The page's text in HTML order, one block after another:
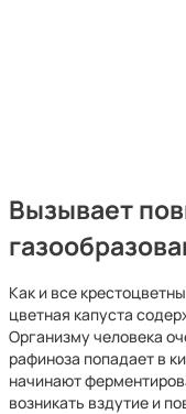
Вызывает
Как и все
цветная капуста
Организму человека
рафиноза попадает в
начинают
возникать вздутие и